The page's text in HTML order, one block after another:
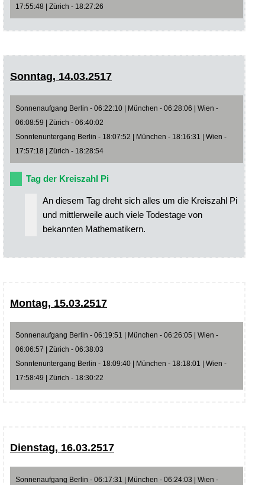
17:55:48 | Zürich - 18:27:26
Sonntag, 14.03.2517
Sonnenaufgang Berlin - 06:22:10 | München - 06:28:06 | Wien -
06:08:59 | Zürich - 06:40:02
Sonntenuntergang Berlin - 18:07:52 | München - 18:16:31 | Wien -
17:57:18 | Zürich - 18:28:54
Tag der Kreiszahl Pi
An diesem Tag dreht sich alles um die Kreiszahl Pi
und mittlerweile auch viele Todestage von
bekannten Mathematikern.
Montag, 15.03.2517
Sonnenaufgang Berlin - 06:19:51 | München - 06:26:05 | Wien -
06:06:57 | Zürich - 06:38:03
Sonntenuntergang Berlin - 18:09:40 | München - 18:18:01 | Wien -
17:58:49 | Zürich - 18:30:22
Dienstag, 16.03.2517
Sonnenaufgang Berlin - 06:17:31 | München - 06:24:03 | Wien -